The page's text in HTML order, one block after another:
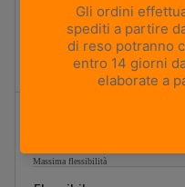
Based on size US 8 (Half Pair)
ALTEZZA TOMAIA
Massima flessibilità